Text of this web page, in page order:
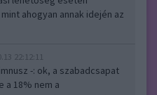
ahogyan annak idején az
22:12:11
-: ok, a szabadcsapat
a 18% nem a